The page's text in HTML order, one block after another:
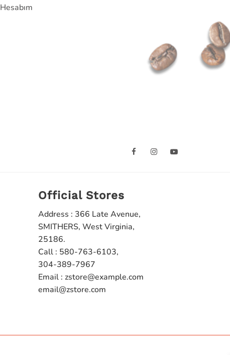
Hesabım
Official Stores
Address : 366 Late Avenue,
SMITHERS, West Virginia,
25186.
Call : 580-763-6103,
304-389-7967
Email : zstore@example.com
email@zstore.com